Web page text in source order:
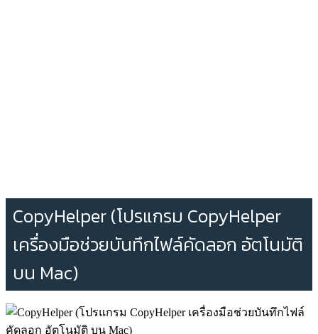
CopyHelper (โปรแกรม CopyHelper
เครื่องมือช่วยบันทึกไฟล์คัดลอก อัตโนมัติ
บน Mac)